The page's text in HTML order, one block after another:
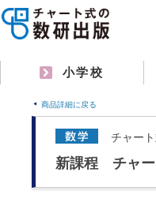
小学校
商品詳細に戻る
チャー
新課程 チャ